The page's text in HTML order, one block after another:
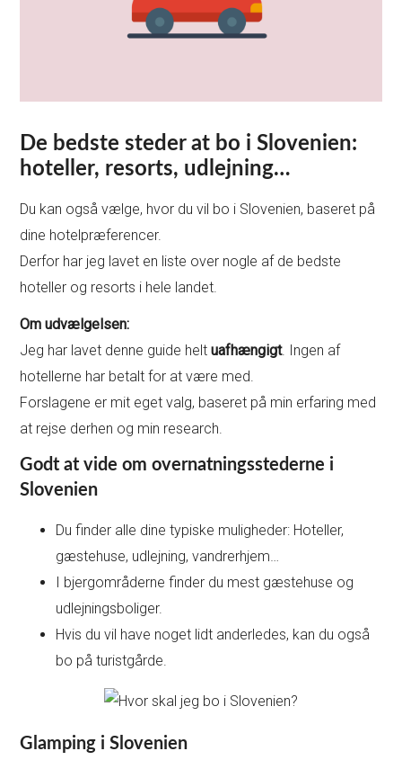
De bedste steder at bo i Slovenien:
hoteller, resorts, udlejning…
Du kan også vælge, hvor du vil bo i Slovenien, baseret på
dine hotelpræferencer.
Derfor har jeg lavet en liste over nogle af de bedste
hoteller og resorts i hele landet.
Om udvælgelsen:
Jeg har lavet denne guide heltuafhængigt. Ingen af
hotellerne har betalt for at være med.
Forslagene er mit eget valg, baseret på min erfaring med
at rejse derhen og min research.
Godt at vide om overnatningsstederne i
Slovenien
Du finder alle dine typiske muligheder: Hoteller,
gæstehuse, udlejning, vandrerhjem…
I bjergområderne finder du mest gæstehuse og
udlejningsboliger.
Hvis du vil have noget lidt anderledes, kan du også
bo på turistgårde.
Glamping i Slovenien